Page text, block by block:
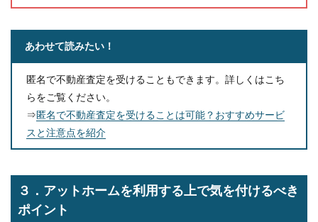
あわせて読みたい！
匿名で不動産査定を受けることもできます。詳しくはこち
らをご覧ください。
⇒匿名で不動産査定を受けることは可能？おすすめサービ
スと注意点を紹介
３．アットホームを利用する上で気を付けるべき
ポイント